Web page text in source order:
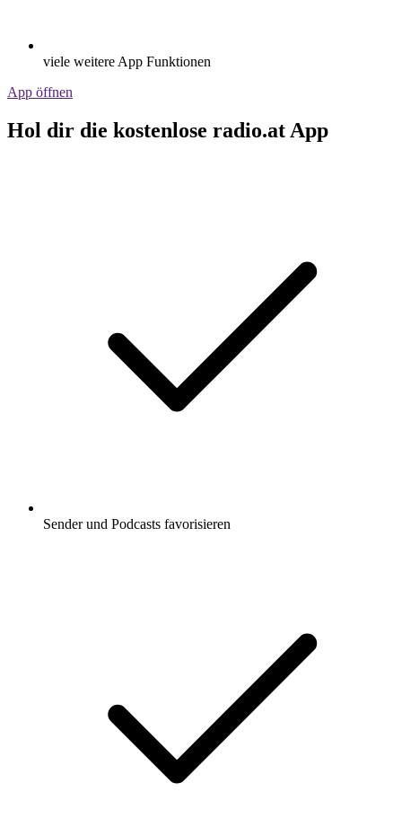
viele weitere App Funktionen
App öffnen
Hol dir die kostenlose radio.at App
Sender und Podcasts favorisieren